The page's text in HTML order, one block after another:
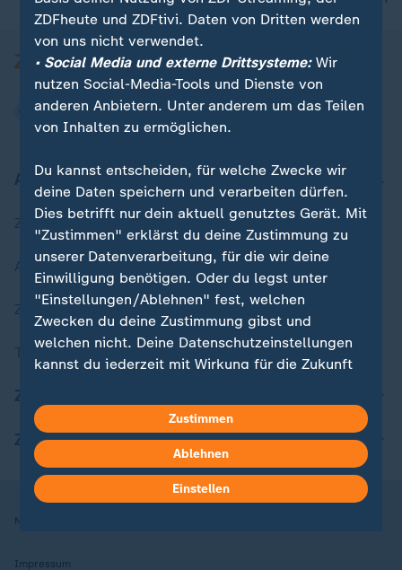
Aktuell bei ZDFheute
Zuletzt veröffentlicht
Aktuelle Sendungs-Videos
ZDFheute Stories
Themen im Überblick
ZDFheute Apps
Nutzungsbedingungen
Impressum
ZDFheute und ZDFtivi. Daten von Dritten werden
von uns nicht verwendet.
• Social Media und externe Drittsysteme:Wir
nutzen Social-Media-Tools und Dienste von
anderen Anbietern. Unter anderem um das Teilen
von Inhalten zu ermöglichen.
Du kannst entscheiden, für welche Zwecke wir
deine Daten speichern und verarbeiten dürfen.
Dies betrifft nur dein aktuell genutztes Gerät. Mit
"Zustimmen" erklärst du deine Zustimmung zu
unserer Datenverarbeitung, für die wir deine
Einwilligung benötigen. Oder du legst unter
"Einstellungen/Ablehnen" fest, welchen
Zwecken du deine Zustimmung gibst und
welchen nicht. Deine Datenschutzeinstellungen
kannst du jederzeit mit Wirkung für die Zukunft
Hier findest du das Impressum.
Weitere Informationen findest du in unserer
Datenschutzerklärung.
Zustimmen
Ablehnen
Einstellen